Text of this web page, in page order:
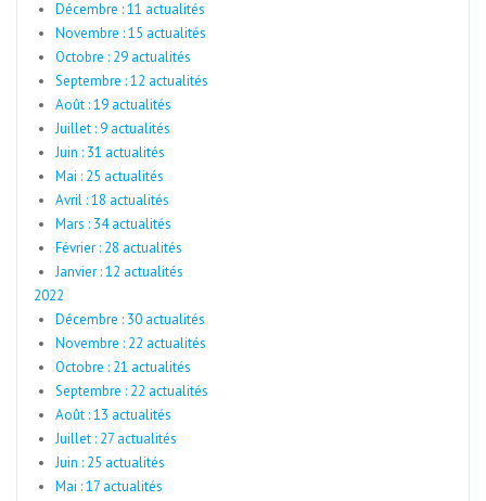
Décembre : 11 actualités
Novembre : 15 actualités
Octobre : 29 actualités
Septembre : 12 actualités
Août : 19 actualités
Juillet : 9 actualités
Juin : 31 actualités
Mai : 25 actualités
Avril : 18 actualités
Mars : 34 actualités
Février : 28 actualités
Janvier : 12 actualités
2022
Décembre : 30 actualités
Novembre : 22 actualités
Octobre : 21 actualités
Septembre : 22 actualités
Août : 13 actualités
Juillet : 27 actualités
Juin : 25 actualités
Mai : 17 actualités